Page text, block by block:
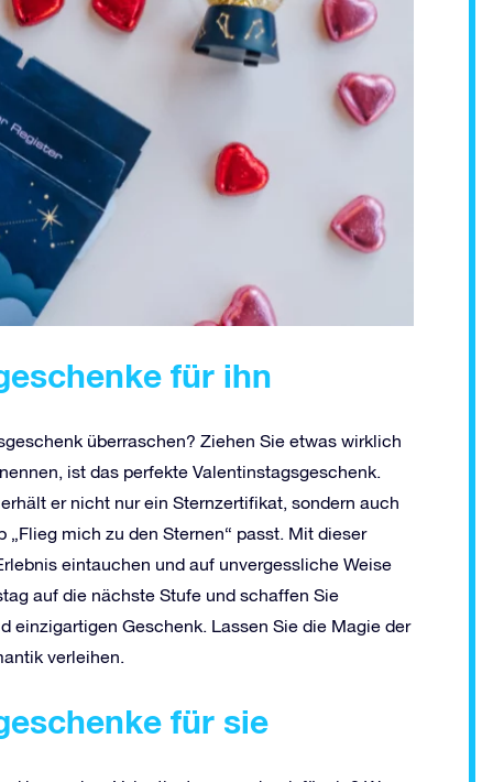
für ihn
überraschen? Ziehen Sie etwas wirklich
ist das perfekte Valentinstagsgeschenk.
er nicht nur ein Sternzertifikat, sondern auch
mich zu den Sternen“ passt. Mit dieser
eintauchen und auf unvergessliche Weise
auf die nächste Stufe und schaffen Sie
einzigartigen Geschenk. Lassen Sie die Magie der
verleihen.
für sie